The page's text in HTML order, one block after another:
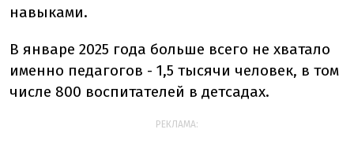
навыками.
В январе 2025 года больше всего не хватало
именно педагогов - 1,5 тысячи человек, в том
числе 800 воспитателей в детсадах.
РЕКЛАМА: